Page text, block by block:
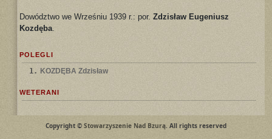
Dowództwo we Wrześniu 1939 r.: por. Zdzisław Eugeniusz
Kozdęba.
POLEGLI
1. KOZDĘBA Zdzisław
WETERANI
Copyright © Stowarzyszenie Nad Bzurą. All rights reserved